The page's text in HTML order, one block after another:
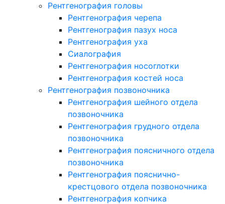
Рентгенография головы
Рентгенография черепа
Рентгенография пазух носа
Рентгенография уха
Сиалография
Рентгенография носоглотки
Рентгенография костей носа
Рентгенография позвоночника
Рентгенография шейного отдела
позвоночника
Рентгенография грудного отдела
позвоночника
Рентгенография поясничного отдела
позвоночника
Рентгенография пояснично-
крестцового отдела позвоночника
Рентгенография копчика